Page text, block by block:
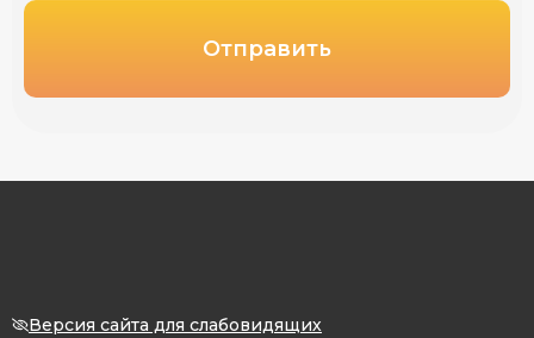
Отправить
Версия сайта для слабовидящих